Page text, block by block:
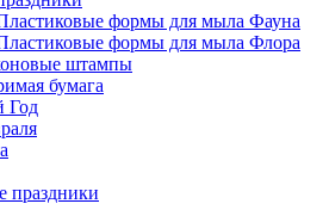
формы для мыла Фауна
формы для мыла Флора
штампы
бумага
Год
праздники